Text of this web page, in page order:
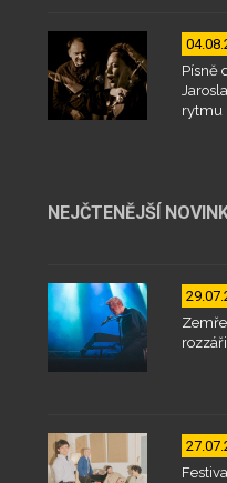
Písně
rytmu
NEJČTENĚJŠÍ